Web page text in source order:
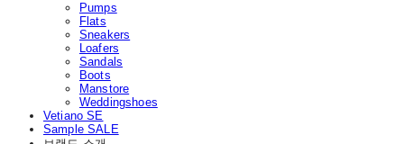
Pumps
Flats
Sneakers
Loafers
Sandals
Boots
Manstore
Weddingshoes
Vetiano SE
Sample SALE